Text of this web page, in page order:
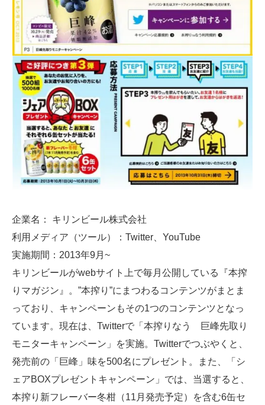
企業名： キリンビール株式会社
利用メディア（ツール）：Twitter、YouTube
実施期間：2013年9月~
キリンビールがwebサイト上で毎月公開している『本搾
りマガジン』。”本搾り”にまつわるコンテンツがまとま
っており、キャンペーンもその1つのコンテンツとなっ
ています。現在は、Twitterで「本搾りなう 巨峰先取り
モニターキャンペーン」を実施。Twitterでつぶやくと、
発売前の「巨峰」味を500名にプレゼント。また、「シ
ェアBOXプレゼントキャンペーン」では、当選すると、
本搾り新フレーバー冬柑（11月発売予定）を含む6缶セ